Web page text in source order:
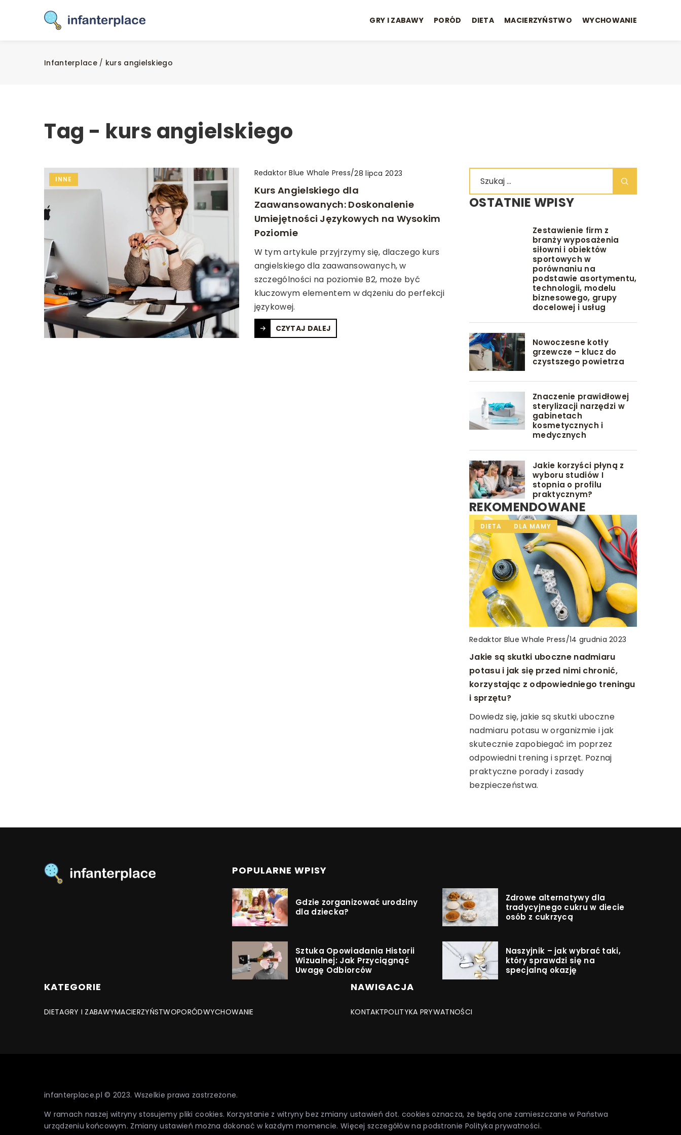
GRY I ZABAWY PORÓD DIETA MACIERZYŃSTWO WYCHOWANIE
Infanterplace/ kurs angielskiego
Tag - kurs angielskiego
INNE
Redaktor Blue Whale Press/28 lipca 2023
Kurs Angielskiego dla
Zaawansowanych: Doskonalenie
Umiejętności Językowych na Wysokim
Poziomie
W tym artykule przyjrzymy się, dlaczego kurs
angielskiego dla zaawansowanych, w
szczególności na poziomie B2, może być
kluczowym elementem w dążeniu do perfekcji
językowej.
CZYTAJ DALEJ
OSTATNIE WPISY
Zestawienie firm z
branży wyposażenia
siłowni i obiektów
sportowych w
porównaniu na
podstawie asortymentu,
technologii, modelu
biznesowego, grupy
docelowej i usług
Nowoczesne kotły
grzewcze – klucz do
czystszego powietrza
Znaczenie prawidłowej
sterylizacji narzędzi w
gabinetach
kosmetycznych i
medycznych
Jakie korzyści płyną z
wyboru studiów I
stopnia o profilu
praktycznym?
REKOMENDOWANE
INNE
Redaktor Blue Whale Press/7 listopada 2023
Jak zespół alkoholowy wpływa na
zdrowie psychiczne i pamięć?
Poznaj jak nadużywanie alkoholu zdziera
nici pomiędzy zdrowiem psychicznym a
zdolnością do zapamiętywania.
Frekwentne picie, a skutki dla umysłu -
dowiedz się więcej.
DIETA DLA MAMY
Redaktor Blue Whale Press/14 grudnia 2023
Jakie są skutki uboczne nadmiaru
potasu i jak się przed nimi chronić,
korzystając z odpowiedniego treningu
i sprzętu?
Dowiedz się, jakie są skutki uboczne
nadmiaru potasu w organizmie i jak
skutecznie zapobiegać im poprzez
odpowiedni trening i sprzęt. Poznaj
praktyczne porady i zasady
bezpieczeństwa.
DIETA DLA MAMY
Redaktor Blue Whale Press/11 stycznia 2024
Zdrowotne korzyści z diety opartej na
warzywach i owocach: jak głodówka
lecznicza może wspierać twoje
samoleczenie
Dowiedz się, jak dieta oparta na
warzywach i owocach, z
wprowadzeniem głodówki leczniczej,
może pomóc Ci poprawić swoje zdrowie
i wspomagać proces samoleczenia.
POPULARNE WPISY
Gdzie zorganizować urodziny
dla dziecka?
Zdrowe alternatywy dla
tradycyjnego cukru w diecie
osób z cukrzycą
Sztuka Opowiadania Historii
Wizualnej: Jak Przyciągnąć
Uwagę Odbiorców
Naszyjnik – jak wybrać taki,
który sprawdzi się na
specjalną okazję
KATEGORIE
DIETAGRY I ZABAWYMACIERZYŃSTWOPORÓDWYCHOWANIE
NAWIGACJA
KONTAKTPOLITYKA PRYWATNOŚCI
infanterplace.pl © 2023. Wszelkie prawa zastrzeżone.
W ramach naszej witryny stosujemy pliki cookies. Korzystanie z witryny bez zmiany ustawień dot. cookies oznacza, że będą one zamieszczane w Państwa
urządzeniu końcowym. Zmiany ustawień można dokonać w każdym momencie. Więcej szczegółów na podstronie Polityka prywatności.